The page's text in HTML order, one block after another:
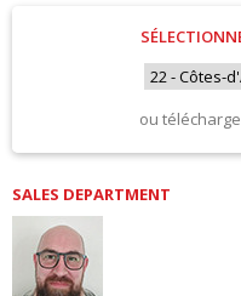
ou
SALES DEPARTMENT